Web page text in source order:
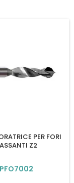
PER FORI
Z2
PFO7002